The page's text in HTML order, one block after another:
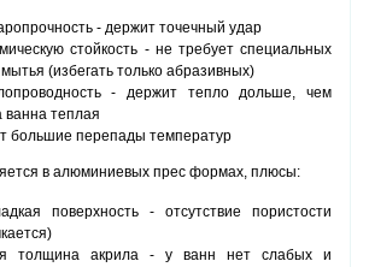
- держит точечный удар
стойкость - не требует специальных
(избегать только абразивных)
- держит тепло дольше, чем
ванна теплая
большие перепады температур
в алюминиевых прес формах, плюсы:
поверхность - отсутствие пористости
толщина акрила - у ванн нет слабых и